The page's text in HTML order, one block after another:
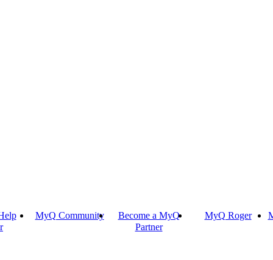
MyQ Community
Become a MyQ
Partner
MyQ Roger